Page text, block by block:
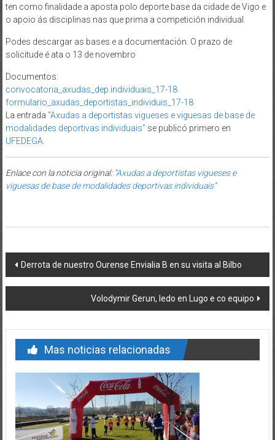
ten como finalidade a aposta polo deporte base da cidade de Vigo e
o apoio ás disciplinas nas que prima a competición individual.
Podes descargar as bases e a documentación. O prazo de
solicitude é ata o 13 de novembro
Documentos:
convocatoria_axudas_dep.individuais_17-18
formulario_axudas_deportistas_individuis_17-18
La entrada “Axudas a deportistas vigueses e viguesas de base de
modalidades deportivas individuais” se publicó primero en
UFEDEGA.
Enlace con la noticia original: “Axudas a deportistas vigueses e
viguesas de base de modalidades deportivas individuais”
Post navigation
Derrota de nuestro Ourense Envialia B en su visita al Bilbo
Volodymir Gerun, ledo en Lugo e co equipo
Mas noticias relacionadas